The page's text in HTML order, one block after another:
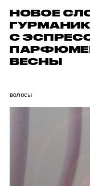
НОВОЕ
С
ВЕСНЫ
волосы